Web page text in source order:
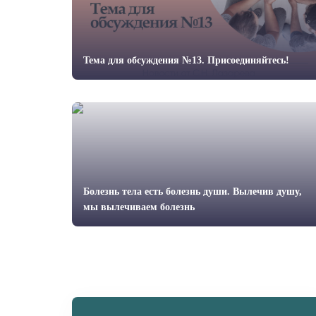
Тема для обсуждения №13. Присоединяйтесь!
Болезнь тела есть болезнь души. Вылечив душу,
мы вылечи­ваем болезнь